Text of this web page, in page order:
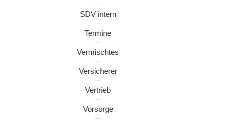
SDV intern
Termine
Vermischtes
Versicherer
Vertrieb
Vorsorge